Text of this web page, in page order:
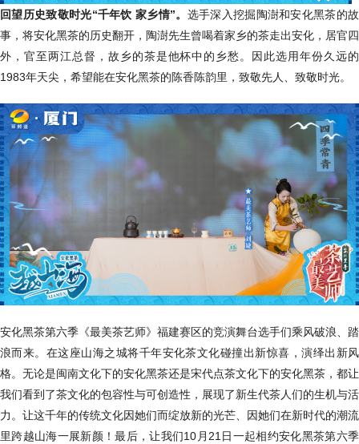
回望历史致敬时光“千年饮 家乡情”。 选手深入挖掘陶澍和安化黑茶的故
事，将安化黑茶的历史翻开，陶澍先生曾喝着家乡的茶走出安化，居官四
外，官至两江总督，故乡的茶是他杯中的乡愁。因此选用年份久远的
1983年天尖，希望能在安化黑茶的陈香陈韵里，致敬先人、致敬时光。
安化黑茶第六季《最美茶艺师》福建赛区的竞演舞台选手们乘风破浪、踏
浪而来。在这座山海之城将千年安化茶文化碰撞出新惊喜，演绎出新风
格。无论是闽南文化下的安化黑茶还是宋代点茶文化下的安化黑茶，都让
我们看到了茶文化的包容性与可创造性，展现了新生代茶人们的生机与活
力。让这千年的传统文化因她们而绽放新的光芒、因她们在新时代的潮流
里跨越山海一展新颜！最后，让我们10月21日一起相约安化黑茶第六季